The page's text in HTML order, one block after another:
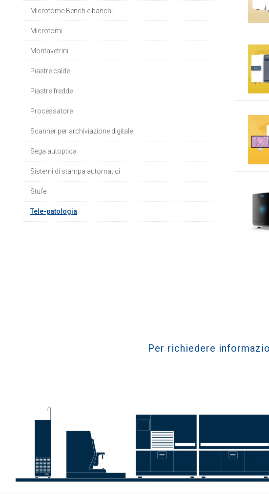
Microtome Bench e banchi
Microtomi
Montavetrini
Piastre calde
Piastre fredde
Processatore
Scanner per archiviazione digitale
Sega autoptica
Sistemi di stampa automatici
Stufe
Tele-patologia
Per richiedere